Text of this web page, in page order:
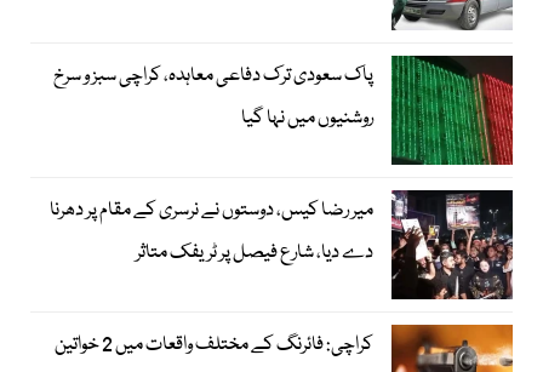
پاک سعودی ترک دفاعی معاہدہ، کراچی سبز و سرخ
روشنیوں میں نہا گیا
میر رضا کیس، دوستوں نے نرسری کے مقام پر دھرنا
دے دیا، شارع فیصل پر ٹریفک متاثر
کراچی: فائرنگ کے مختلف واقعات میں 2 خواتین